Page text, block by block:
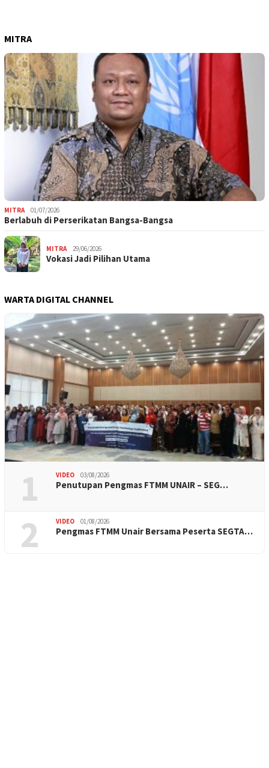
MITRA
MITRA 01/07/2026
Berlabuh di Perserikatan Bangsa-Bangsa
MITRA 29/06/2026
Vokasi Jadi Pilihan Utama
WARTA DIGITAL CHANNEL
1 VIDEO 03/08/2026
Penutupan Pengmas FTMM UNAIR – SEG…
2 VIDEO 01/08/2026
Pengmas FTMM Unair Bersama Peserta SEGTA…